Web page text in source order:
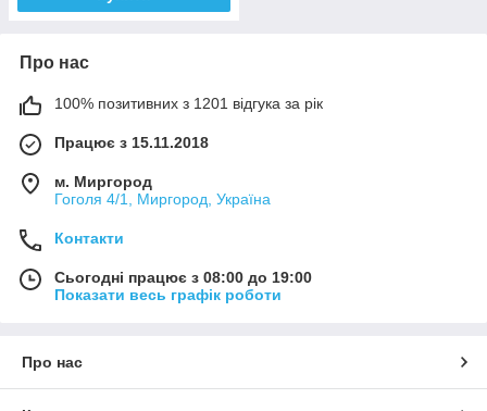
Про нас
100% позитивних з 1201 відгука за рік
Працює з 15.11.2018
м. Миргород
Гоголя 4/1, Миргород, Україна
Контакти
Сьогодні працює з 08:00 до 19:00
Показати весь графік роботи
Про нас